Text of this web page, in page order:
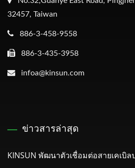
32457, Taiwan
886-3-458-9558
886-3-435-3958
infoa@kinsun.com
ข่าวสารล่าสุด
KINSUN พัฒนาตัวเชื่อมต่อสายเคเบิล